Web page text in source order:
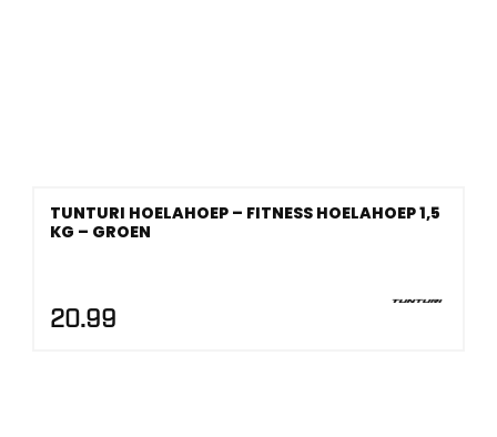
TUNTURI HOELAHOEP – FITNESS HOELAHOEP 1,5
KG – GROEN
20.99